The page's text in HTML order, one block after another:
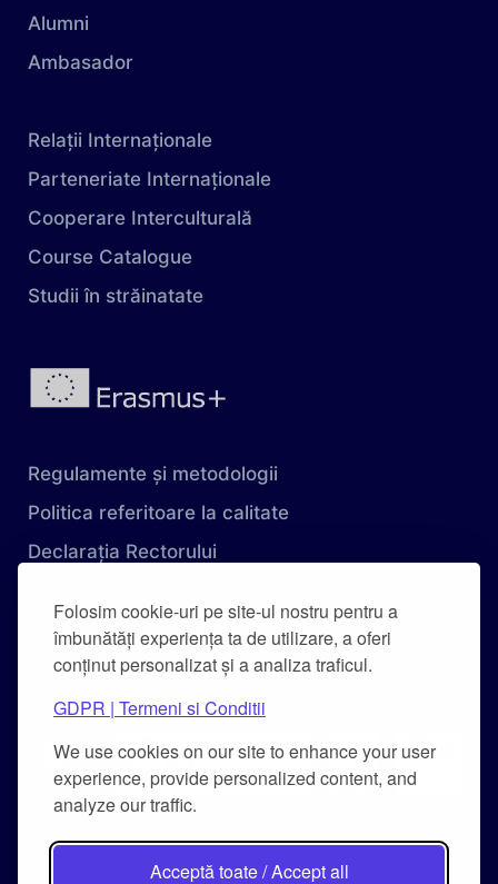
Folosim cookie-uri pe site-ul nostru pentru a
îmbunătăți experiența ta de utilizare, a oferi
conținut personalizat și a analiza traficul.
GDPR | Termeni si Conditii
We use cookies on our site to enhance your user
experience, provide personalized content, and
analyze our traffic.
Acceptă toate / Accept all
Alumni
Ambasador
Relații Internaționale
Parteneriate Internaționale
Cooperare Interculturală
Course Catalogue
Studii în străinatate
Regulamente și metodologii
Politica referitoare la calitate
Declarația Rectorului
Carta Universității
Combaterea hărțuirii pe criteriu de sex și a